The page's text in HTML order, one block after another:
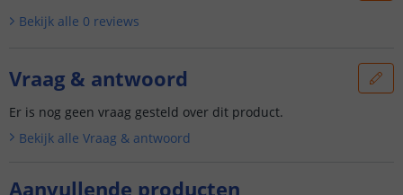
Aanvullende producten
Bekijk alle 0 reviews
Vraag & antwoord
Er is nog geen vraag gesteld over dit product.
Bekijk alle Vraag & antwoord